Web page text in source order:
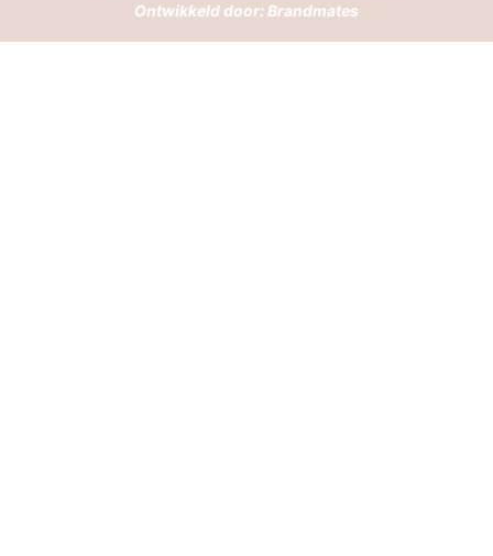
Ontwikkeld door: Brandmates